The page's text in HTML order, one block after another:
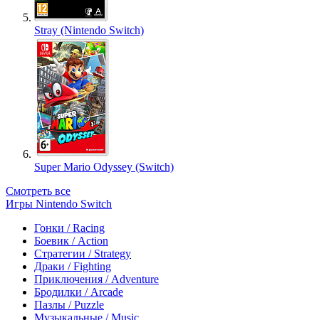
Stray (Nintendo Switch)
Super Mario Odyssey (Switch)
Смотреть все
Игры Nintendo Switch
Гонки / Racing
Боевик / Action
Стратегии / Strategy
Драки / Fighting
Приключения / Adventure
Бродилки / Arcade
Пазлы / Puzzle
Музыкальные / Music